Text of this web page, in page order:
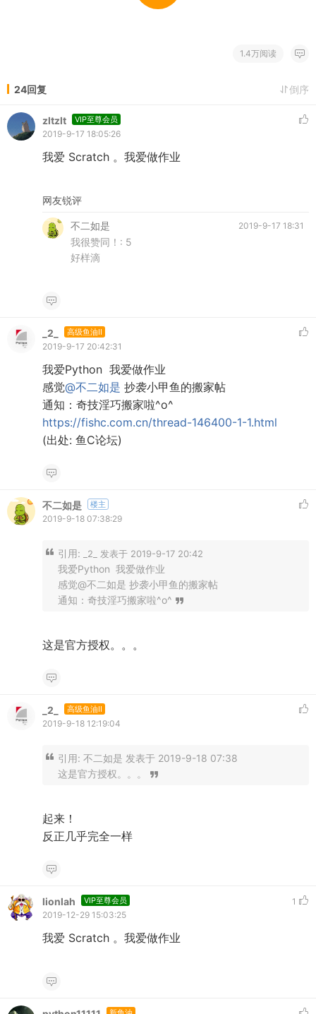
1.4万阅读
24回复 倒序
zltzlt VIP至尊会员
2019-9-17 18:05:26
我爱 Scratch 。我爱做作业
网友锐评
2019-9-17 18:31
不二如是
我很赞同！: 5
好样滴
_2_ 高级鱼油II
2019-9-17 20:42:31
我爱Python 我爱做作业
感觉@不二如是 抄袭小甲鱼的搬家帖
通知：奇技淫巧搬家啦^o^
https://fishc.com.cn/thread-146400-1-1.html
(出处: 鱼C论坛)
不二如是 楼主
2019-9-18 07:38:29
引用: _2_ 发表于 2019-9-17 20:42
我爱Python 我爱做作业
感觉@不二如是 抄袭小甲鱼的搬家帖
通知：奇技淫巧搬家啦^o^
这是官方授权。。。
_2_ 高级鱼油II
2019-9-18 12:19:04
引用: 不二如是 发表于 2019-9-18 07:38
这是官方授权。。。
起来！
反正几乎完全一样
lionlah VIP至尊会员
1
2019-12-29 15:03:25
我爱 Scratch 。我爱做作业